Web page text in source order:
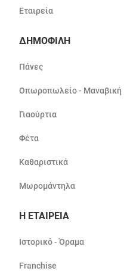
Εταιρεία
ΔΗΜΟΦΙΛΗ
Πάνες
Οπωροπωλείο - Μαναβική
Γιαούρτια
Φέτα
Καθαριστικά
Μωρομάντηλα
Η ΕΤΑΙΡΕΙΑ
Ιστορικό - Όραμα
Franchise